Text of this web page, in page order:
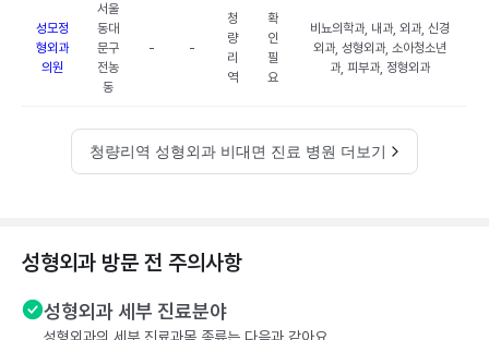
성모정
형외과
의원
서울
동대
문구
전농
동
- -
청
량
리
역
확
인
필
요
비뇨의학과, 내과, 외과, 신경
외과, 성형외과, 소아청소년
과, 피부과, 정형외과
청량리역 성형외과 비대면 진료 병원 더보기
성형외과 방문 전 주의사항
성형외과 세부 진료분야